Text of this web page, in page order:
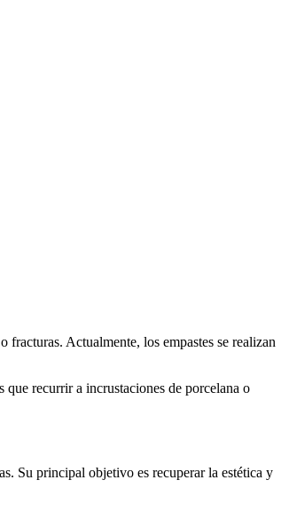
fracturas. Actualmente, los empastes se realizan
que recurrir a incrustaciones de porcelana o
Su principal objetivo es recuperar la estética y